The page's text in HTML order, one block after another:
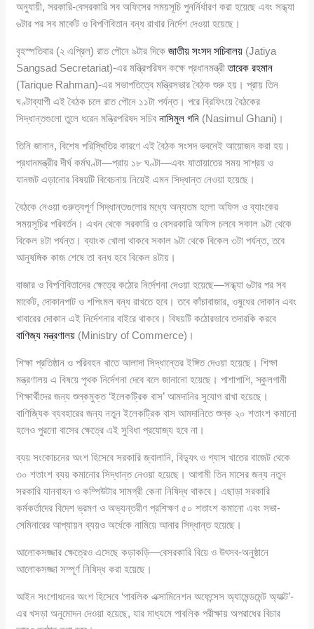
অনুযায়ী, সরকারি-বেসরকারি সব অফিসের সময়সূচি পুনর্নির্ধারণ করা হয়েছে এবং সন্ধ্যা
৬টার পর সব মার্কেট ও বিপণিবিতান বন্ধ রাখার নির্দেশ দেওয়া হয়েছে।
বৃহস্পতিবার (২ এপ্রিল) রাত পৌনে ৯টার দিকেজাতীয় সংসদ সচিবালয় (Jatiya
Sangsad Secretariat)-এর মন্ত্রিপরিষদ কক্ষে প্রধানমন্ত্রীতারেক রহমান
(Tarique Rahman)-এর সভাপতিত্বে মন্ত্রিসভার বৈঠক শুরু হয়। প্রায় তিন
ঘণ্টাব্যাপী এই বৈঠক চলে রাত পৌনে ১১টা পর্যন্ত। পরে ব্রিফিংয়ে বৈঠকের
সিদ্ধান্তগুলো তুলে ধরেন মন্ত্রিপরিষদ সচিবনাসিমুল গনি (Nasimul Ghani)।
তিনি জানান, বিশেষ পরিস্থিতির কারণে এই বৈঠক সংসদ ভবনেই আয়োজন করা হয়।
প্রধানমন্ত্রীর দীর্ঘ কর্মঘণ্টা—প্রায় ১৮ ঘণ্টা—এবং যাতায়াতের সময় সাশ্রয় ও
যানজট এড়ানোর বিষয়টি বিবেচনায় নিয়েই এমন সিদ্ধান্ত নেওয়া হয়েছে।
বৈঠকে নেওয়া গুরুত্বপূর্ণ সিদ্ধান্তগুলোর মধ্যে অন্যতম হলো অফিস ও ব্যাংকের
সময়সূচির পরিবর্তন। এখন থেকে সরকারি ও বেসরকারি অফিস চলবে সকাল ৯টা থেকে
বিকেল ৪টা পর্যন্ত। ব্যাংক খোলা থাকবে সকাল ৯টা থেকে বিকেল ৩টা পর্যন্ত, তবে
আনুষঙ্গিক কাজ শেষে তা বন্ধ হবে বিকেল ৪টায়।
বাজার ও বিপণিবিতানের ক্ষেত্রে কঠোর নির্দেশনা দেওয়া হয়েছে—সন্ধ্যা ৬টার পর সব
মার্কেট, দোকানপাট ও শপিংমল বন্ধ রাখতে হবে। তবে কাঁচাবাজার, ওষুধের দোকান এবং
খাবারের দোকান এই নির্দেশনার বাইরে থাকবে। বিষয়টি কঠোরভাবে তদারকি করবে
বাণিজ্য মন্ত্রণালয় (Ministry of Commerce)।
শিক্ষা প্রতিষ্ঠান ও পরিবহন খাতে আলাদা সিদ্ধান্তের ইঙ্গিত দেওয়া হয়েছে। শিক্ষা
মন্ত্রণালয় এ বিষয়ে পৃথক নির্দেশনা দেবে বলে জানানো হয়েছে। পাশাপাশি, স্কুলগামী
শিক্ষার্থীদের জন্য শুল্কমুক্ত ‘ইলেকট্রিক বাস’ আমদানির সুযোগ রাখা হয়েছে।
বাণিজ্যিক ব্যবহারের জন্য নতুন ইলেকট্রিক বাস আমদানিতে শুল্ক ২০ শতাংশ কমানো
হলেও পুরনো বাসের ক্ষেত্রে এই সুবিধা প্রযোজ্য হবে না।
ব্যয় সংকোচনের অংশ হিসেবে সরকারি জ্বালানি, বিদ্যুৎ ও গ্যাস খাতের বাজেট থেকে
৩০ শতাংশ ব্যয় কমানোর সিদ্ধান্ত নেওয়া হয়েছে। আগামী তিন মাসের জন্য নতুন
সরকারি যানবাহন ও কম্পিউটার সামগ্রী কেনা নিষিদ্ধ থাকবে। এছাড়া সরকারি
কর্মকর্তাদের বিদেশ ভ্রমণ ও অভ্যন্তরীণ প্রশিক্ষণ ৫০ শতাংশ কমানো এবং সভা-
সেমিনারের আপ্যায়ন ব্যয়ও অর্ধেকে নামিয়ে আনার সিদ্ধান্ত হয়েছে।
আলোকসজ্জার ক্ষেত্রেও এসেছে কড়াকড়ি—বেসরকারি বিয়ে ও উৎসব-অনুষ্ঠানে
আলোকসজ্জা সম্পূর্ণ নিষিদ্ধ করা হয়েছে।
আইন সংশোধনের অংশ হিসেবে ‘পাবলিক এক্সামিনেশন অফেন্সেস অ্যামেন্ডমেন্ট অ্যাক্ট’-
এর খসড়া অনুমোদন দেওয়া হয়েছে, যার মাধ্যমে পাবলিক পরীক্ষায় অপরাধের বিচার